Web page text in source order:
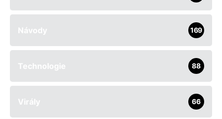
Návody 169
Technologie 88
Virály 66